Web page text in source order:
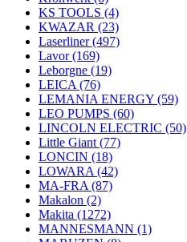
KS TOOLS (4)
KWAZAR (23)
Laserliner(497)
Lavor(169)
Leborgne (19)
LEICA (76)
LEMANIA ENERGY (59)
LEO PUMPS (60)
LINCOLN ELECTRIC (50)
Little Giant (77)
LONCIN (18)
LOWARA (42)
MA-FRA (87)
Makalon (2)
Makita (1272)
MANNESMANN (1)